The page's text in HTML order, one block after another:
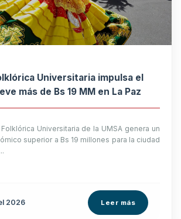
Universitaria impulsa el
más de Bs 19 MM en La Paz
Folklórica Universitaria de la UMSA genera un
superior a Bs 19 millones para la ciudad
2026 Leer más